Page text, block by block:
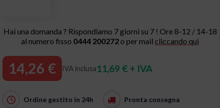
Hai una domanda ? Rispondiamo 7 giorni su 7 ! Ore 8-12 / 14-18
al numero fisso 0444 200272 o per mail cliccando qui
14,26 € IVA inclusa11,69 € + IVA
Ordine gestito in 24h Pronta consegna